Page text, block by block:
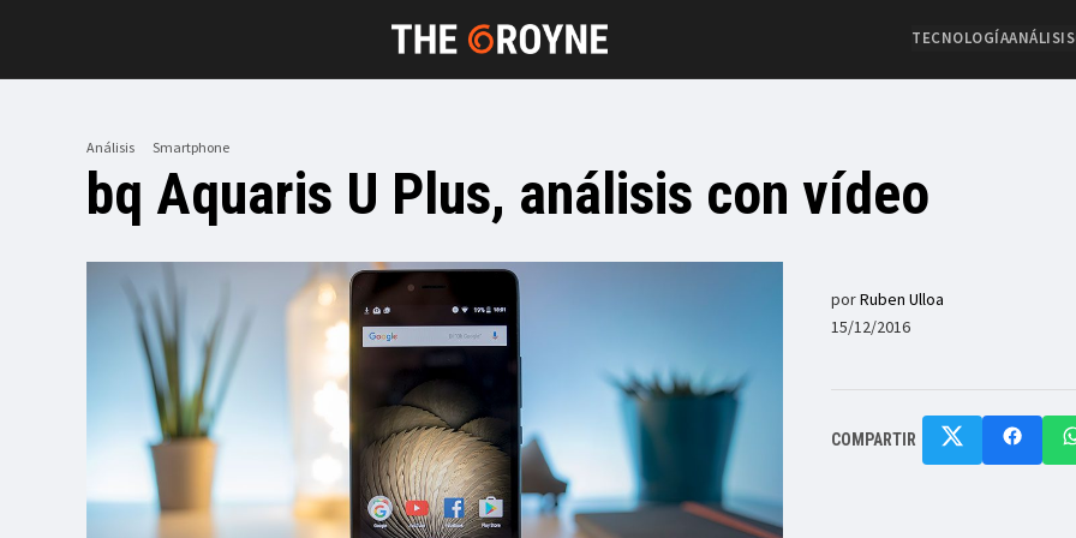
TECNOLOGÍAANÁLISIS
Análisis Smartphone
bq Aquaris U Plus, análisis con vídeo
porRuben Ulloa
15/12/2016
COMPARTIR